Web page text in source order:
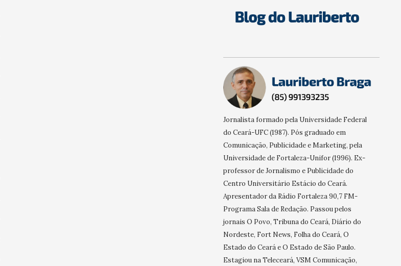
Jornalista formado pela Universidade Federal
do Ceará-UFC (1987). Pós graduado em
Comunicação, Publicidade e Marketing, pela
Universidade de Fortaleza-Unifor (1996). Ex-
professor de Jornalismo e Publicidade do
Centro Universitário Estácio do Ceará.
Apresentador da Rádio Fortaleza 90,7 FM-
Programa Sala de Redação. Passou pelos
jornais O Povo, Tribuna do Ceará, Diário do
Nordeste, Fort News, Folha do Ceará, O
Estado do Ceará e O Estado de São Paulo.
Estagiou na Teleceará, VSM Comunicação,